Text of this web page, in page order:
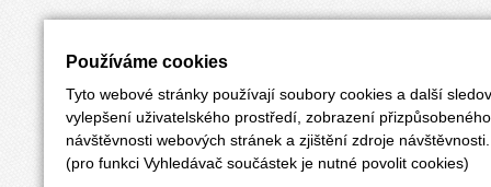
Používáme cookies
Tyto webové stránky používají soubory cookies a další
vylepšení uživatelského prostředí, zobrazení
návštěvnosti webových stránek a zjištění zdroje návštěvnosti.
(pro funkci Vyhledávač součástek je nutné povolit cookies)